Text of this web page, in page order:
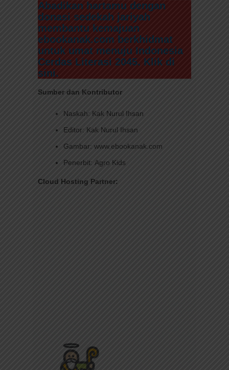
Abadikan hartamu dengan
donasi sedekah jariyah
membantu kemajuan
ebookanak.com berkhidmat
untuk umat menuju Indonesia
Cerdas Literasi 2045. Klik di
sini.
Sumber dan Kontributor
Naskah: Kak Nurul Ihsan
Editor: Kak Nurul Ihsan
Gambar: www.ebookanak.com
Penerbit: Agro Kids
Cloud Hosting Partner: